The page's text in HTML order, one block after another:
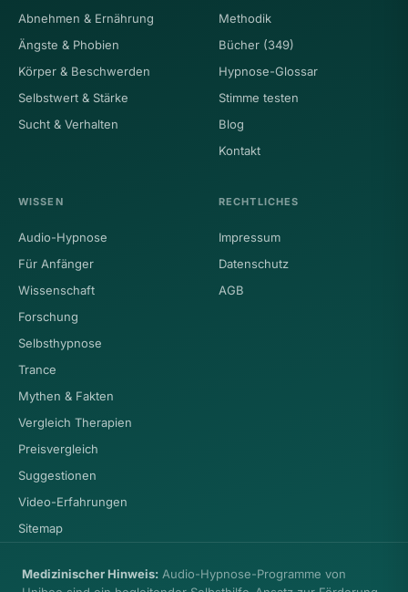
Abnehmen & Ernährung
Ängste & Phobien
Körper & Beschwerden
Selbstwert & Stärke
Sucht & Verhalten
Methodik
Bücher (349)
Hypnose-Glossar
Stimme testen
Blog
Kontakt
WISSEN
Audio-Hypnose
Für Anfänger
Wissenschaft
Forschung
Selbsthypnose
Trance
Mythen & Fakten
Vergleich Therapien
Preisvergleich
Suggestionen
Video-Erfahrungen
Sitemap
RECHTLICHES
Impressum
Datenschutz
AGB
Medizinischer Hinweis: Audio-Hypnose-Programme von